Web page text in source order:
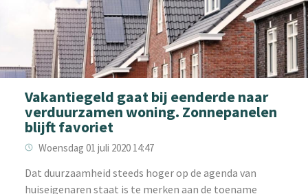
Vakantiegeld gaat bij eenderde naar
verduurzamen woning. Zonnepanelen
blijft favoriet
Woensdag 01 juli 2020 14:47
Dat duurzaamheid steeds hoger op de agenda van
huiseigenaren staat is te merken aan de toename